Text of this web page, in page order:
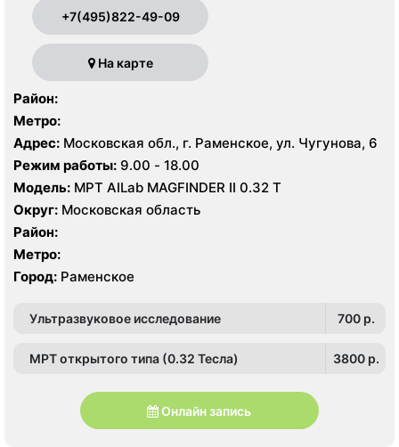
+7(495)822-49-09
На карте
Район:
Метро:
Адрес: Московская обл., г. Раменское, ул. Чугунова, 6
Режим работы: 9.00 - 18.00
Модель: МРТ AILab MAGFINDER II 0.32 Т
Округ: Московская область
Район:
Метро:
Город: Раменское
Ультразвуковое исследование 700 p.
МРТ открытого типа (0.32 Тесла) 3800 p.
Онлайн запись